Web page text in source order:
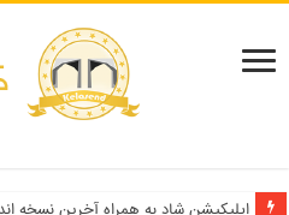
اپلیکیشن شاد به همراه آخرین نسخه
دفترچه انتخاب رشته کنکور سراسری ۱۳۹۹ و دانشگاه آزاد ۹۹